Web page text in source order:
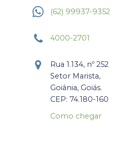
(62) 99937-9352
4000-2701
Rua 1.134, nº 252
Setor Marista,
Goiânia, Goiás.
CEP: 74.180-160
Como chegar